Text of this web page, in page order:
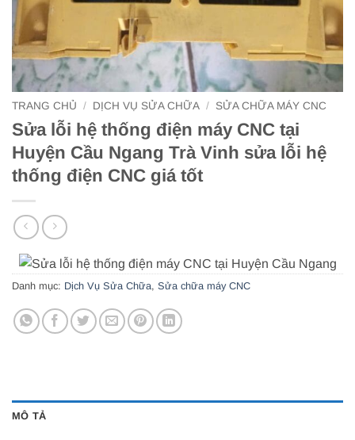
TRANG CHỦ / DỊCH VỤ SỬA CHỮA / SỬA CHỮA MÁY CNC
Sửa lỗi hệ thống điện máy CNC tại
Huyện Cầu Ngang Trà Vinh sửa lỗi hệ
thống điện CNC giá tốt
Danh mục: Dịch Vụ Sửa Chữa, Sửa chữa máy CNC
MÔ TẢ